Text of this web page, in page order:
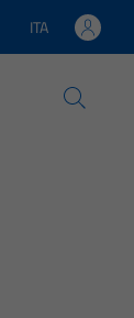
Lingua attiva:
ITA